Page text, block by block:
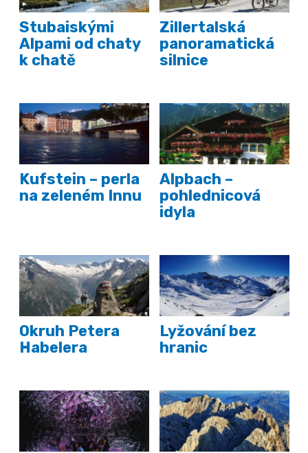
Stubaiskými
Alpami od chaty
k chatě
Zillertalská
panoramatická
silnice
Kufstein – perla
na zeleném Innu
Alpbach –
pohlednicová
idyla
Okruh Petera
Habelera
Lyžování bez
hranic